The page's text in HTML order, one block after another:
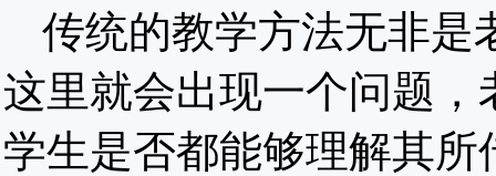
传统的教学方法无非是
这里就会出现一个问题
学生是否都能够理解其